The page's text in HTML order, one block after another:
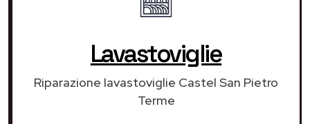
Lavastoviglie
Riparazione lavastoviglie Castel San Pietro
Terme